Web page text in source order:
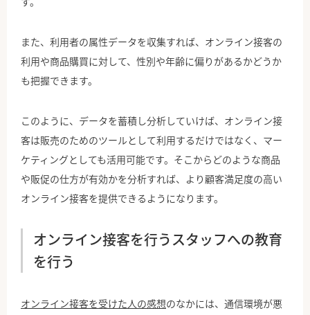
また、利用者の属性データを収集すれば、オンライン接客の
利用や商品購買に対して、性別や年齢に偏りがあるかどうか
も把握できます。
このように、データを蓄積し分析していけば、オンライン接
客は販売のためのツールとして利用するだけではなく、マー
ケティングとしても活用可能です。そこからどのような商品
や販促の仕方が有効かを分析すれば、より顧客満足度の高い
オンライン接客を提供できるようになります。
オンライン接客を行うスタッフへの教育
を行う
オンライン接客を受けた人の感想のなかには、通信環境が悪